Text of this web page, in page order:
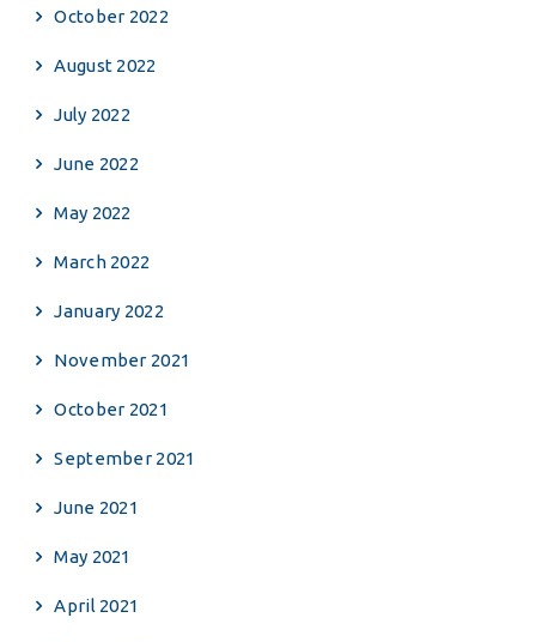
October 2022
August 2022
July 2022
June 2022
May 2022
March 2022
January 2022
November 2021
October 2021
September 2021
June 2021
May 2021
April 2021